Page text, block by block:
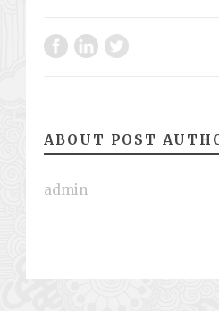
ABOUT POST
admin